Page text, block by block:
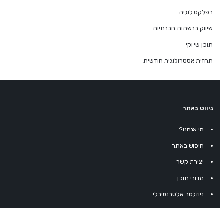
רפלקסולוגיה
שיווק ברשתות חברתיות
תוכן שיווקי
תחזית אסטרולוגית חודשית
ניווט באתר
מי אנחנו?
חיפוש באתר
יצירת קשר
מדורי תוכן
ניוזלטר אלטרנטיבלי